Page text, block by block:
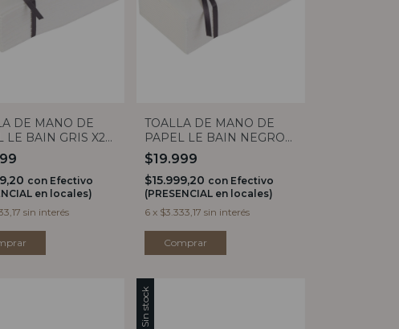
DE MANO DE
LE BAIN GRIS X20
ADORNO
con Efectivo
en locales)
sin interés
TOALLA DE MANO DE
PAPEL LE BAIN NEGRO
X25 CLAUDIA ADORNO
$19.999
$15.999,20 con Efectivo
(PRESENCIAL en locales)
6 x $3.333,17 sin interés
Sin stock